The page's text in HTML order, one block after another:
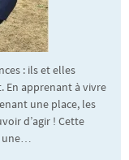
: ils et elles
En apprenant à vivre
une place, les
d’agir ! Cette
une…